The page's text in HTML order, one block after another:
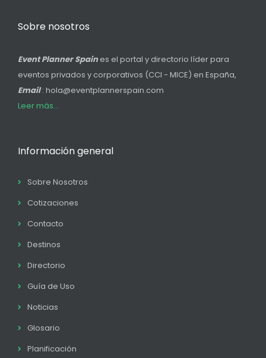
Sobre nosotros
Event Planner Spain es el portal y directorio líder para
eventos privados y corporativos (CCI - MICE) en España,
Email: hola@eventplannerspain.com
Leer más...
Información general
Sobre Nosotros
Cotizaciones
Contacto
Destinos
Directorio
Guía de Uso
Noticias
Glosario
Planificación